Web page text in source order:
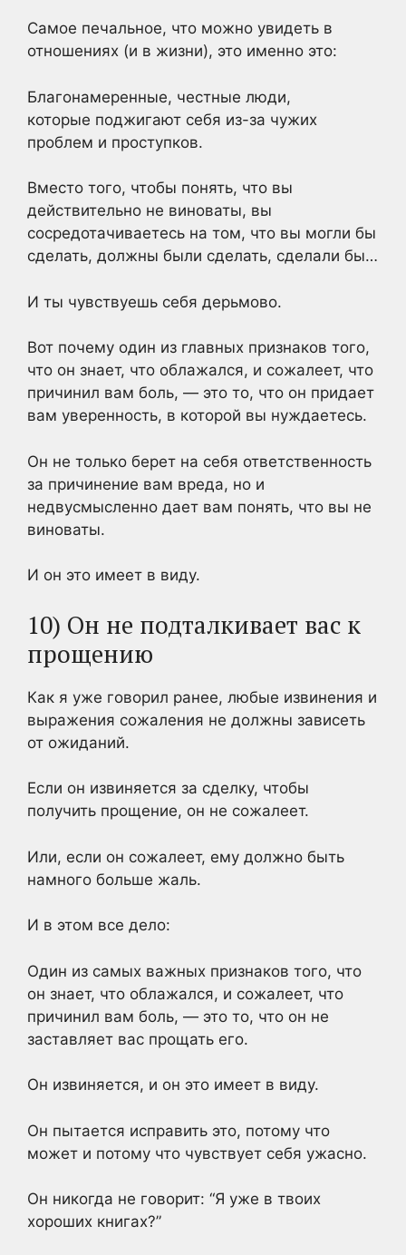
Самое печальное, что можно увидеть в
отношениях (и в жизни), это именно это:
Благонамеренные, честные люди,
которые поджигают себя из-за чужих
проблем и проступков.
Вместо того, чтобы понять, что вы
действительно не виноваты, вы
сосредотачиваетесь на том, что вы могли бы
сделать, должны были сделать, сделали бы…
И ты чувствуешь себя дерьмово.
Вот почему один из главных признаков того,
что он знает, что облажался, и сожалеет, что
причинил вам боль, — это то, что он придает
вам уверенность, в которой вы нуждаетесь.
Он не только берет на себя ответственность
за причинение вам вреда, но и
недвусмысленно дает вам понять, что вы не
виноваты.
И он это имеет в виду.
10) Он не подталкивает вас к
прощению
Как я уже говорил ранее, любые извинения и
выражения сожаления не должны зависеть
от ожиданий.
Если он извиняется за сделку, чтобы
получить прощение, он не сожалеет.
Или, если он сожалеет, ему должно быть
намного больше жаль.
И в этом все дело:
Один из самых важных признаков того, что
он знает, что облажался, и сожалеет, что
причинил вам боль, — это то, что он не
заставляет вас прощать его.
Он извиняется, и он это имеет в виду.
Он пытается исправить это, потому что
может и потому что чувствует себя ужасно.
Он никогда не говорит: “Я уже в твоих
хороших книгах?”